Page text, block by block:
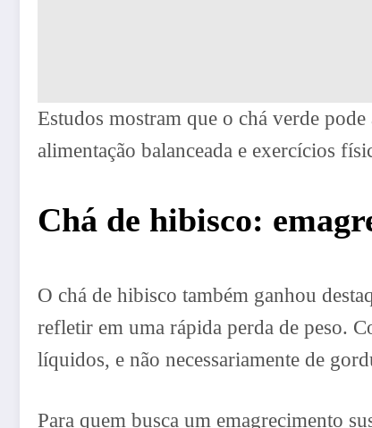
Estudos mostram que o chá verde
alimentação balanceada e exercícios
Chá de hibisco:
O chá de hibisco também ganhou
refletir em uma rápida perda de peso.
líquidos, e não necessariamente de
Para quem busca um emagrecimento